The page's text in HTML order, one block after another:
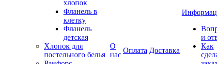
хлопок
Фланель в
клетку
Фланель
детская
Хлопок для
постельного белья
О
нас
Оплата Доставка
и
Как